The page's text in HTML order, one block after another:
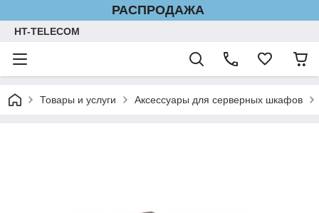
РАСПРОДАЖА
HT-TELECOM
Товары и услуги Аксессуары для серверных шкафов